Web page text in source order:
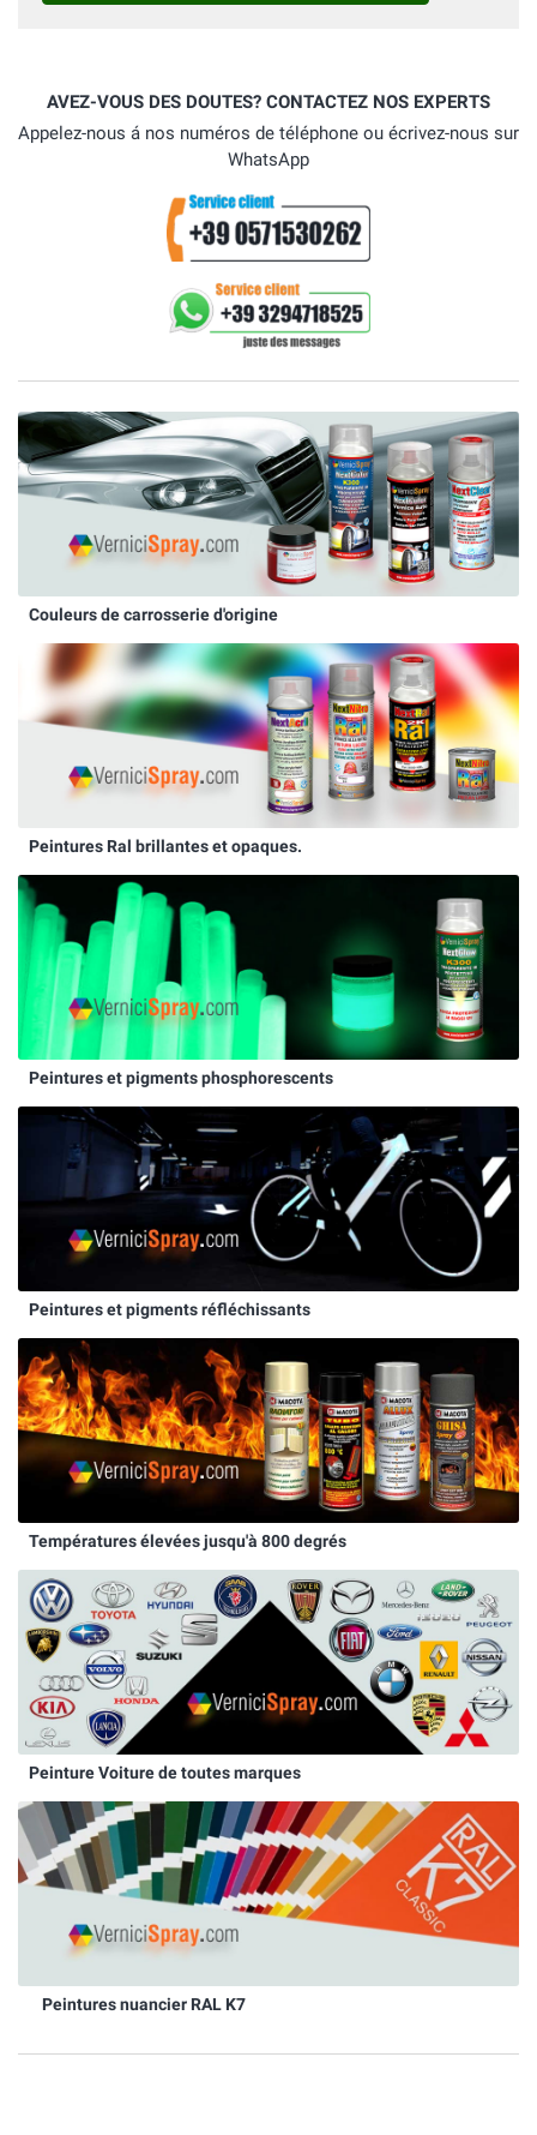
AVEZ-VOUS DES DOUTES? CONTACTEZ NOS EXPERTS
Appelez-nous á nos numéros de téléphone ou écrivez-nous sur
WhatsApp
Couleurs de carrosserie d'origine
Peintures Ral brillantes et opaques.
Peintures et pigments phosphorescents
Peintures et pigments réfléchissants
Températures élevées jusqu'à 800 degrés
Peinture Voiture de toutes marques
Peintures nuancier RAL K7